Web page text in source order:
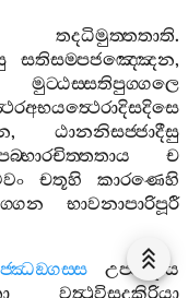
තදධිමුත‍්තතාති.
සතිසම‍්පජඤ‍්ඤෙන,
මුට‍්ඨස‍්සතිපුග‍්ගලෙ
, ඨානනිසජ‍්ජාදීසු
ච
චතූහි
කාරණෙහි
භාවනාපාරිපූරී
උප‍්පාදාය